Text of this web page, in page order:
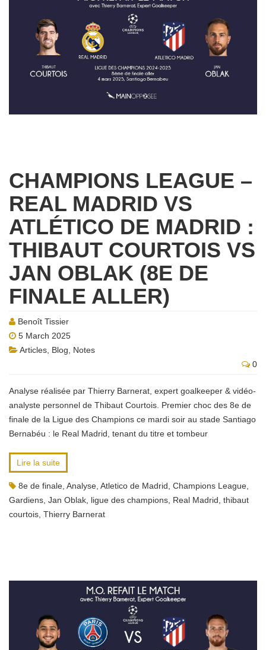
CHAMPIONS LEAGUE –
REAL MADRID VS
ATLÉTICO DE MADRID :
THIBAUT COURTOIS VS
JAN OBLAK (8E DE
FINALE ALLER)
Benoît Tissier
5 March 2025
Articles Blog
Notes
0
Analyse réalisée par Thierry Barnerat, expert goalkeeper & vidéo-
analyste personnel de Thibaut Courtois. Premier choc des 8e de
finale de la Ligue des Champions ce mardi soir au stade Santiago
Bernabéu : le Real Madrid, tenant du titre et tombeur
Lire la suite
8e de finale Analyse Atletico de Madrid Champions League
Gardiens Jan Oblak ligue des champions Real Madrid thibaut
courtois Thierry Barnerat